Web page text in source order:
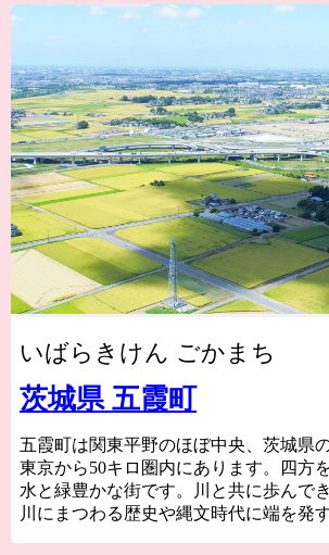
いばらきけん ごかまち
茨城県 五霞町
五霞町は関東平野のほぼ中央、茨城県
東京から50キロ圏内にあります。四方
水と緑豊かな街です。川と共に歩んで
川にまつわる歴史や縄文時代に端を発